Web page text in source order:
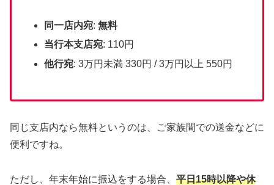
同一店内宛:無料
当行本支店宛: 110円
他行宛: 3万円未満 330円 / 3万円以上 550円
同じ支店内なら無料というのは、ご家族間での送金などに
便利ですね。
ただし、年末年始に振込をする場合、 平日15時以降や休